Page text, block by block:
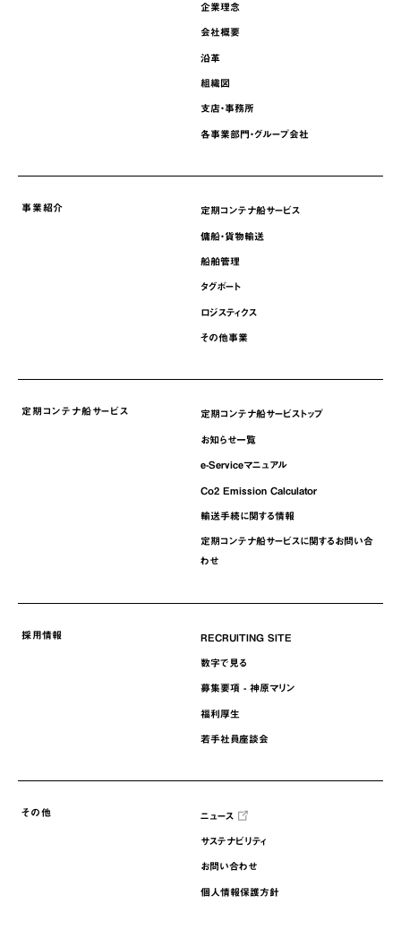
企業理念
会社概要
沿革
組織図
支店・事務所
各事業部門・グループ会社
事業紹介 定期コンテナ船サービス
傭船・貨物輸送
船舶管理
タグボート
ロジスティクス
その他事業
定期コンテナ船サービス 定期コンテナ船サービストップ
お知らせ一覧
e-Serviceマニュアル
Co2 Emission Calculator
輸送手続に関する情報
定期コンテナ船サービスに関するお問い合
わせ
採用情報 RECRUITING SITE
数字で見る
募集要項 - 神原マリン
福利厚生
若手社員座談会
その他 ニュース
サステナビリティ
お問い合わせ
個人情報保護方針